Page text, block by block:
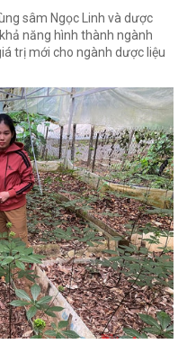
sâm Ngọc Linh và dược
năng hình thành ngành
trị mới cho ngành dược liệu